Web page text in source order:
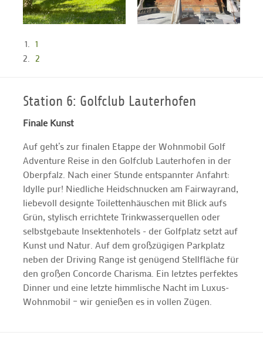
1
2
Station 6: Golfclub Lauterhofen
Finale Kunst
Auf geht’s zur finalen Etappe der Wohnmobil Golf
Adventure Reise in den Golfclub Lauterhofen in der
Oberpfalz. Nach einer Stunde entspannter Anfahrt:
Idylle pur! Niedliche Heidschnucken am Fairwayrand,
liebevoll designte Toilettenhäuschen mit Blick aufs
Grün, stylisch errichtete Trinkwasserquellen oder
selbstgebaute Insektenhotels - der Golfplatz setzt auf
Kunst und Natur. Auf dem großzügigen Parkplatz
neben der Driving Range ist genügend Stellfläche für
den großen Concorde Charisma. Ein letztes perfektes
Dinner und eine letzte himmlische Nacht im Luxus-
Wohnmobil – wir genießen es in vollen Zügen.